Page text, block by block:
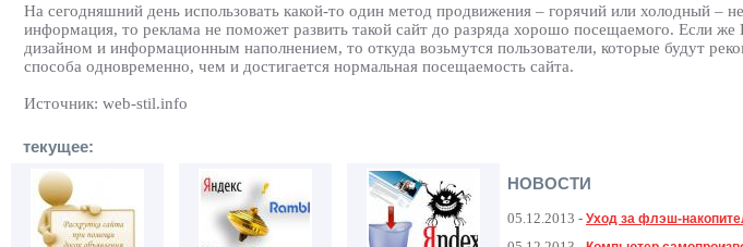
На сегодняшний день использовать какой-то один метод продвижения – горячий или холодный –
информация, то реклама не поможет развить такой сайт до разряда хорошо посещаемого. Если
дизайном и информационным наполнением, то откуда возьмутся пользователи, которые будут
способа одновременно, чем и достигается нормальная посещаемость сайта.
Источник: web-stil.info
текущее:
НОВОСТИ
05.12.2013 - Уход за флэш-